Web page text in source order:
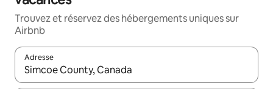
Trouvez et réservez des hébergements uniques sur
Airbnb
Adresse
Lorsque les résultats s'affichent, utilisez les flèches vers le